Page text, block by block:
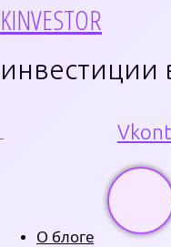
KINVESTOR
инвестиции
О блоге
Главная